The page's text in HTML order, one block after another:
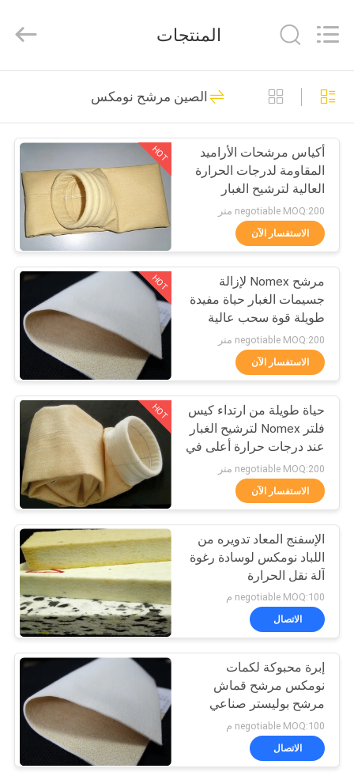
الصفحة
الرئيسية
منتجات
معلومات
جولة
المعمل
مراقبة
الجودة
اتصل
اطلب
اقتباس
خريطة
الموقع
PRIVACY
POLICY
Technology
Rights
قماش تصفية الغبار
48
قماش الألياف
الزجاجية
23
قماش مرشح ميكرون
57
تصفية اكسسوارات
الصحافة
13
92
المنتجات
الصين مرشح نومكس
HOT
أكياس مرشحات الأراميد
المقاومة لدرجات الحرارة
العالية لترشيح الغبار
الصناعي
negotiable MOQ:200 متر
الاستفسار الآن
HOT
مرشح Nomex لإزالة
جسيمات الغبار حياة مفيدة
طويلة قوة سحب عالية
negotiable MOQ:200 متر
الاستفسار الآن
HOT
حياة طويلة من ارتداء كيس
فلتر Nomex لترشيح الغبار
عند درجات حرارة أعلى في
فرن ذوبان الصلب
negotiable MOQ:200 متر
الاستفسار الآن
الإسفنج المعاد تدويره من
اللباد نومكس لوسادة رغوة
آلة نقل الحرارة
negotiable MOQ:100 م
الاتصال
إبرة محبوكة لكمات
نومكس مرشح قماش
مرشح بوليستر صناعي
negotiable MOQ:100 م
الاتصال